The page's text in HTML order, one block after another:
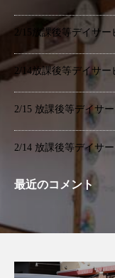
2/15放課後等デイサ
2/14放課後等デイサー
2/15 放課後等デイサ
2/14 放課後等デイサ
最近のコメント